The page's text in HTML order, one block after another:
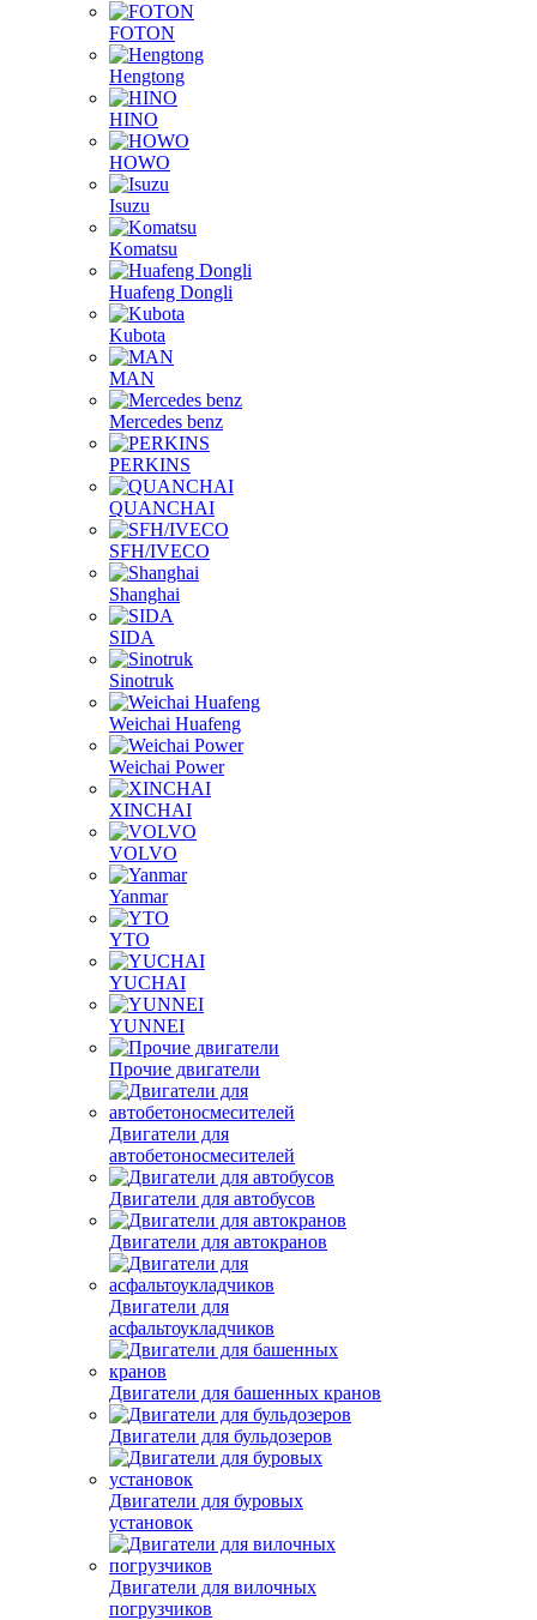
FOTON
Hengtong
HINO
HOWO
Isuzu
Komatsu
Huafeng Dongli
Kubota
MAN
Mercedes benz
PERKINS
QUANCHAI
SFH/IVECO
Shanghai
SIDA
Sinotruk
Weichai Huafeng
Weichai Power
XINCHAI
VOLVO
Yanmar
YTO
YUCHAI
YUNNEI
Прочие двигатели
Двигатели для
автобетоносмесителей
Двигатели для автобусов
Двигатели для автокранов
Двигатели для
асфальтоукладчиков
Двигатели для башенных кранов
Двигатели для бульдозеров
Двигатели для буровых
установок
Двигатели для вилочных
погрузчиков